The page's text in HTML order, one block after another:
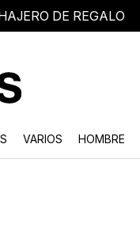
DE REGALO
VARIOS HOMBRE